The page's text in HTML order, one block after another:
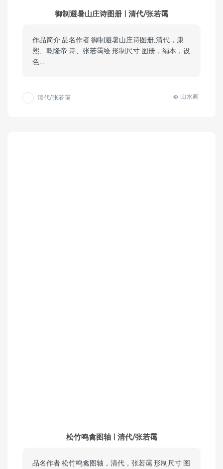
御制避暑山庄诗图册 | 清代/张若霭
作品简介 品名作者 御制避暑山庄诗图册,清代，康
熙、乾隆帝 诗、张若霭绘 形制尺寸 图册，绢本，设
色…
清代/张若霭 山水画
松竹鸣禽图轴 | 清代/张若霭
品名作者 松竹鸣禽图轴，清代，张若霭 形制尺寸 图